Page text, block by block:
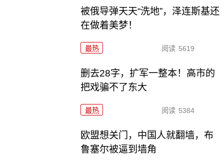
被俄导弹天天“洗地”，泽连斯基还
在做着美梦！
最热 阅读 5619
删去28字，扩军一整本！高市的
把戏骗不了东大
最热 阅读 5384
欧盟想关门，中国人就翻墙，布
鲁塞尔被逼到墙角